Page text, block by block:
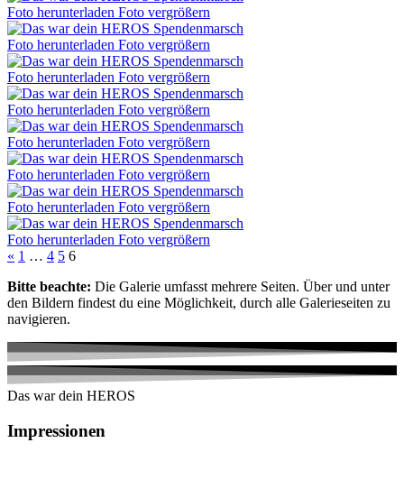
Foto herunterladen Foto vergrößern
Foto herunterladen Foto vergrößern
Foto herunterladen Foto vergrößern
Foto herunterladen Foto vergrößern
Foto herunterladen Foto vergrößern
Foto herunterladen Foto vergrößern
Foto herunterladen Foto vergrößern
Foto herunterladen Foto vergrößern
« 1 … 4 5 6
Bitte beachte: Die Galerie umfasst mehrere Seiten. Über und unter
den Bildern findest du eine Möglichkeit, durch alle Galerieseiten zu
navigieren.
Das war dein HEROS
Impressionen